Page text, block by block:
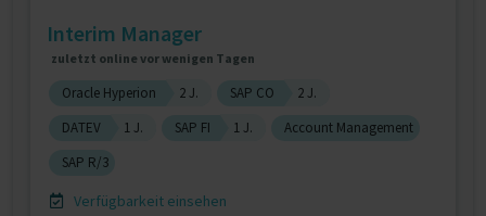
Interim Manager
zuletzt online vor wenigen Tagen
Oracle Hyperion 2 J. SAP CO
2 J.
DATEV
1 J. SAP FI 1 J.
Account Management
SAP R/3
Verfügbarkeit einsehen